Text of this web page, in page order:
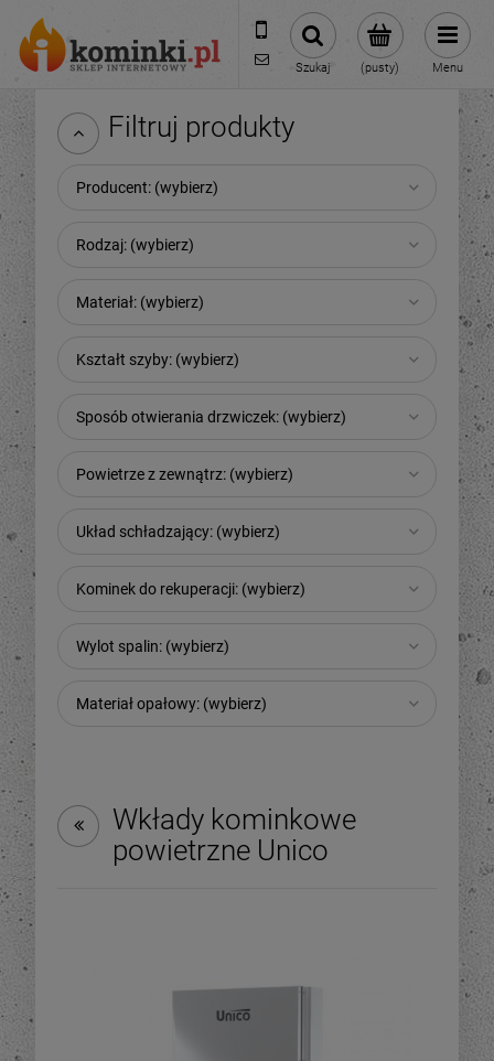
601954074
biuro@ikominki.pl
(pusty)
Szukaj Menu
Filtruj produkty
Producent: (wybierz)
Rodzaj: (wybierz)
Materiał: (wybierz)
Kształt szyby: (wybierz)
Sposób otwierania drzwiczek: (wybierz)
Powietrze z zewnątrz: (wybierz)
Układ schładzający: (wybierz)
Kominek do rekuperacji: (wybierz)
Wylot spalin: (wybierz)
Materiał opałowy: (wybierz)
Wkłady kominkowe
powietrzne Unico